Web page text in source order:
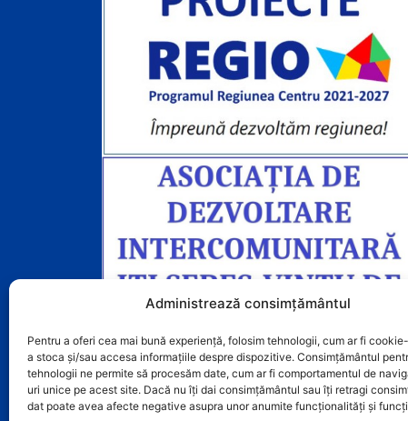
Administrează consimțământul
Pentru a oferi cea mai bună experiență, folosim tehnologii, cum ar fi
a stoca și/sau accesa informațiile despre dispozitive. Consimțământul
tehnologii ne permite să procesăm date, cum ar fi comportamentul de
uri unice pe acest site. Dacă nu îți dai consimțământul sau îți retragi
dat poate avea afecte negative asupra unor anumite funcționalități și